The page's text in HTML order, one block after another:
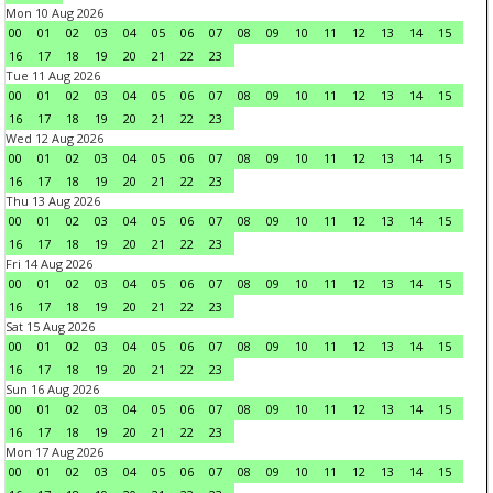
Mon 10 Aug 2026
00
01 02 03 04 05 06 07 08 09 10 11 12 13 14
15
16
17 18 19 20 21 22
23
Tue 11 Aug 2026
00
01 02 03 04 05 06 07 08 09 10 11 12 13 14
15
16
17 18 19 20 21 22
23
Wed 12 Aug 2026
00
01 02 03 04 05 06 07 08 09 10 11 12 13 14
15
16
17 18 19 20 21 22
23
Thu 13 Aug 2026
00
01 02 03 04 05 06 07 08 09 10 11 12 13 14
15
16
17 18 19 20 21 22
23
Fri 14 Aug 2026
00
01 02 03 04 05 06 07 08 09 10 11 12 13 14
15
16
17 18 19 20 21 22
23
Sat 15 Aug 2026
00
01 02 03 04 05 06 07 08 09 10 11 12 13 14
15
16
17 18 19 20 21 22
23
Sun 16 Aug 2026
00
01 02 03 04 05 06 07 08 09 10 11 12 13 14
15
16
17 18 19 20 21 22
23
Mon 17 Aug 2026
00
01 02 03 04 05 06 07 08 09 10 11 12 13 14
15